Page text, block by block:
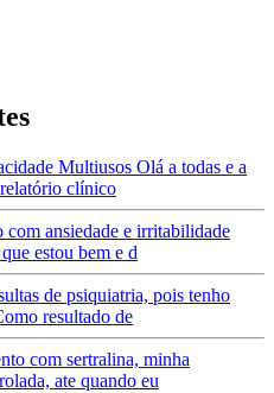
Multiusos Olá a todas e a
clínico
com ansiedade e irritabilidade
estou bem e d
de psiquiatria, pois tenho
resultado de
com sertralina, minha
ate quando eu